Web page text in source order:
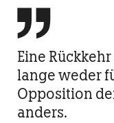

Eine
lange weder
Opposition
anders.